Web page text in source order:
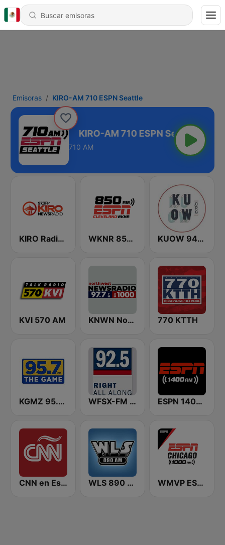
Emisoras KIRO-AM 710 ESPN Seattle
Seattle
710 AM
KIRO Radio 97.3 WKNR 850 ESPN Cleveland KUOW 94.9 FM
KVI 570 AM KNWN Northwest News Radio 770 KTTH
KGMZ 95.7 The Game FM (US Only) WFSX-FM 92.5 Right All Along (US Only) ESPN 1400 AM
CNN en Español WLS 890 AM WMVP ESPN Chicago 1000 AM